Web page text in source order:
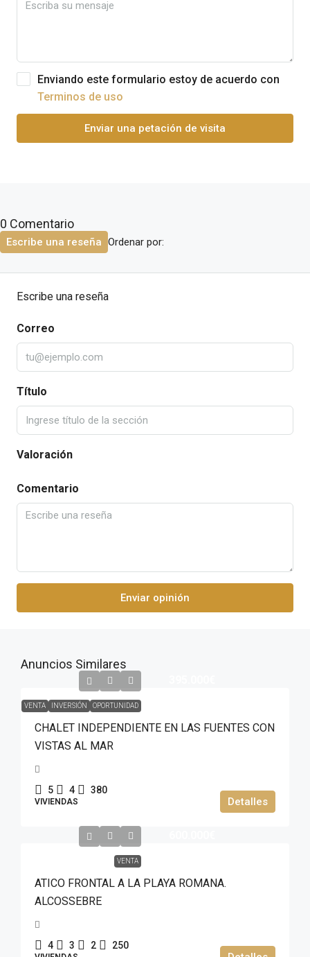
Enviando este formulario estoy de acuerdo con
Terminos de uso
Enviar una petación de visita
0 Comentario
Ordenar por:
Escribe una reseña
Escribe una reseña
Correo
Título
Valoración
Comentario
Enviar opinión
Anuncios Similares
VENTA INVERSIÓN OPORTUNIDAD
CHALET INDEPENDIENTE EN LAS FUENTES CON
VISTAS AL MAR
5 4 380
VIVIENDAS Detalles
VENTA
ATICO FRONTAL A LA PLAYA ROMANA.
ALCOSSEBRE
4 3 2 250